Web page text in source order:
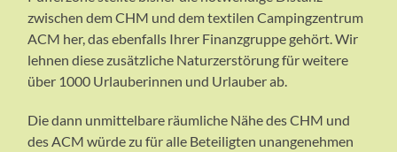
zwischen dem CHM und dem textilen Campingzentrum
ACM her, das ebenfalls Ihrer Finanzgruppe gehört. Wir
lehnen diese zusätzliche Naturzerstörung für weitere
über 1000 Urlauberinnen und Urlauber ab.
Die dann unmittelbare räumliche Nähe des CHM und
des ACM würde zu für alle Beteiligten unangenehmen